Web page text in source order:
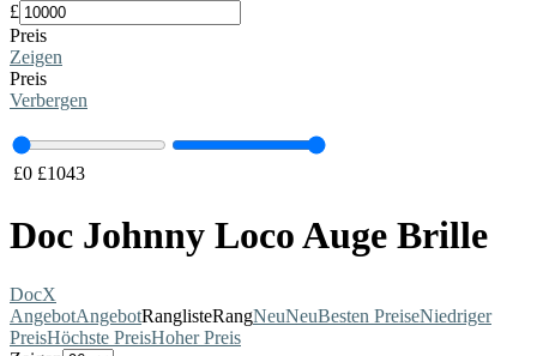
£
Preis
Zeigen
Preis
Verbergen
£0 £1043
Doc Johnny Loco Auge Brille
DocX
AngebotAngebotRanglisteRangNeuNeuBesten PreiseNiedriger
PreisHöchste PreisHoher Preis